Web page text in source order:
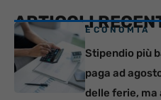
ARTICOLIECONOMIA
Stipendio più
paga ad
delle ferie, ma